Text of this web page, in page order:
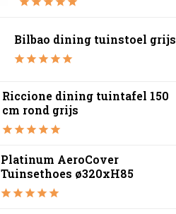
Bilbao dining tuinstoel grijs
Riccione dining tuintafel 150
cm rond grijs
Platinum AeroCover
Tuinsethoes ø320xH85